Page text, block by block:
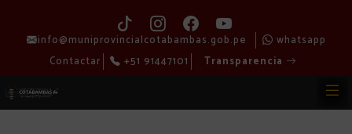
info@muniprovincialcotabambas.gob.pe
whatsapp
Contactar
+51 91447101 Transparencia